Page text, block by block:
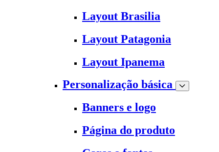
Layout Brasilia
Layout Patagonia
Layout Ipanema
Personalização básica
Banners e logo
Página do produto